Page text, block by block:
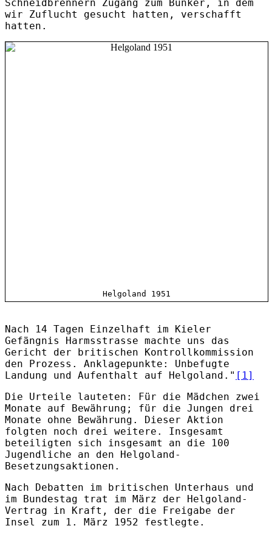
Schneidbrennern Zugang zum Bunker, in dem
wir Zuflucht gesucht hatten, verschafft
hatten.
Helgoland 1951
Nach 14 Tagen Einzelhaft im Kieler
Gefängnis Harmsstrasse machte uns das
Gericht der britischen Kontrollkommission
den Prozess. Anklagepunkte: Unbefugte
Landung und Aufenthalt auf Helgoland." [1]
Die Urteile lauteten: Für die Mädchen zwei
Monate auf Bewährung; für die Jungen drei
Monate ohne Bewährung. Dieser Aktion
folgten noch drei weitere. Insgesamt
beteiligten sich insgesamt an die 100
Jugendliche an den Helgoland-
Besetzungsaktionen.
Nach Debatten im britischen Unterhaus und
im Bundestag trat im März der Helgoland-
Vertrag in Kraft, der die Freigabe der
Insel zum 1. März 1952 festlegte.